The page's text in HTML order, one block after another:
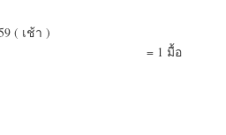
( เช้า )
มื้อ